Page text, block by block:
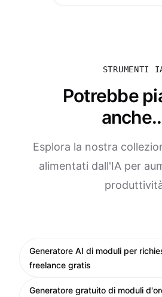
STRUMENTI
Potrebbe
Esplora la nostra
alimentati dall'IA per
Generatore AI di moduli per
freelance gratis
Generatore gratuito di moduli